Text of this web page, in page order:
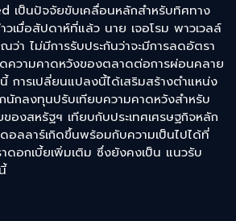
เป็นปัจจัยขับเคลื่อนหลักสำหรับทิศทาง
เมื่อสัปดาห์ที่แล้ว นาย เจอโรม พาวเวลล์
า ไม่มีการรับประกันว่าจะมีการลดอัตรา
ความคาดหวังของตลาดต่อการผ่อนคลาย
นี้ การเปลี่ยนแปลงนี้ได้เสริมสร้างตำแหน่ง
นักลงทุนปรับเทียบความคาดหวังสำหรับ
องสหรัฐฯ เทียบกับประเทศเศรษฐกิจหลัก
ลลาร์เกิดขึ้นพร้อมกับความเป็นไปได้ที่
อกเบี้ยเพิ่มเติม ซึ่งยังคงเป็น แนวรับ